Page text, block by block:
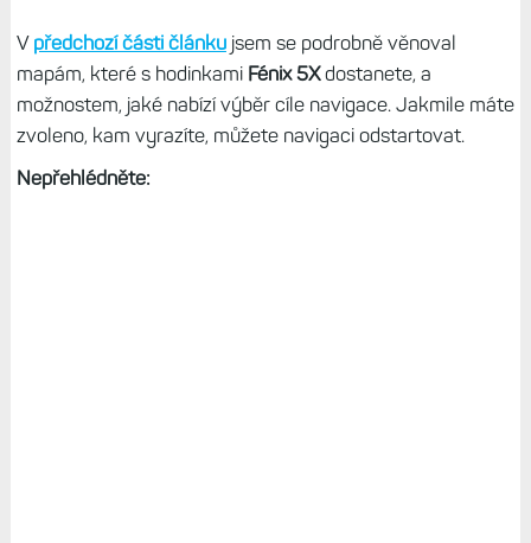
V předchozí části článkujsem se podrobně věnoval
mapám, které s hodinkami Fénix 5Xdostanete, a
možnostem, jaké nabízí výběr cíle navigace. Jakmile máte
zvoleno, kam vyrazíte, můžete navigaci odstartovat.
Nepřehlédněte: